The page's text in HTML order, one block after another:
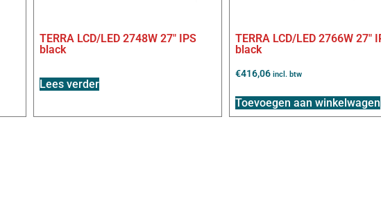
TERRA LCD/LED 2748W 27″ IPS
black
Lees verder
TERRA LCD/LED 2766W 27″
black
€416,06 incl. btw
Toevoegen aan winkelwagen